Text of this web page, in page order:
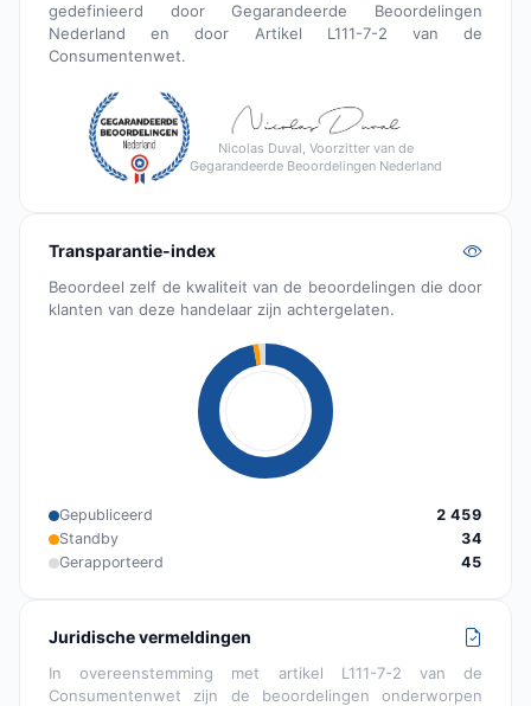
gedefinieerd door Gegarandeerde Beoordelingen
Nederland en door Artikel L111-7-2 van de
Consumentenwet.
Nicolas Duval, Voorzitter van de
Gegarandeerde Beoordelingen Nederland
Transparantie-index
Beoordeel zelf de kwaliteit van de beoordelingen die door
klanten van deze handelaar zijn achtergelaten.
Gepubliceerd
2 459
Standby
34
Gerapporteerd
45
Juridische vermeldingen
In overeenstemming met artikel L111-7-2 van de
Consumentenwet zijn de beoordelingen onderworpen